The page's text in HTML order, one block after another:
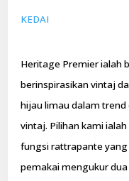
KEDAI
Heritage Premier ialah
berinspirasikan vintaj
hijau limau dalam
vintaj. Pilihan kami
fungsi rattrapante
pemakai mengukur